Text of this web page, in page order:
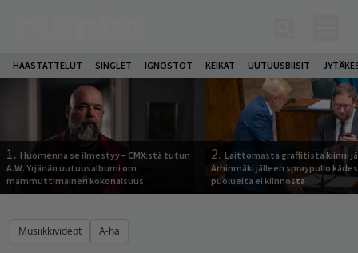
HAASTATTELUT SINGLET IGNOSTOT KEIKAT UUTUUSBIISIT
1. Huomenna se ilmestyy – CMX:stä tutun
A.W. Yrjänän uutuusalbumi om
mammuttimainen kokonaisuus
2. Laittomasta graffitista kiinni
Arhinmäki jälleen spraypullo
puolueita ei kiinnosta
Musiikkivideot A-ha